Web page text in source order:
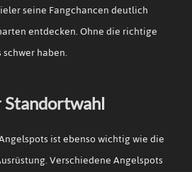
seine Fangchancen deutlich
entdecken. Ohne die richtige
haben.
ist ebenso wichtig wie die
Verschiedene Angelspots